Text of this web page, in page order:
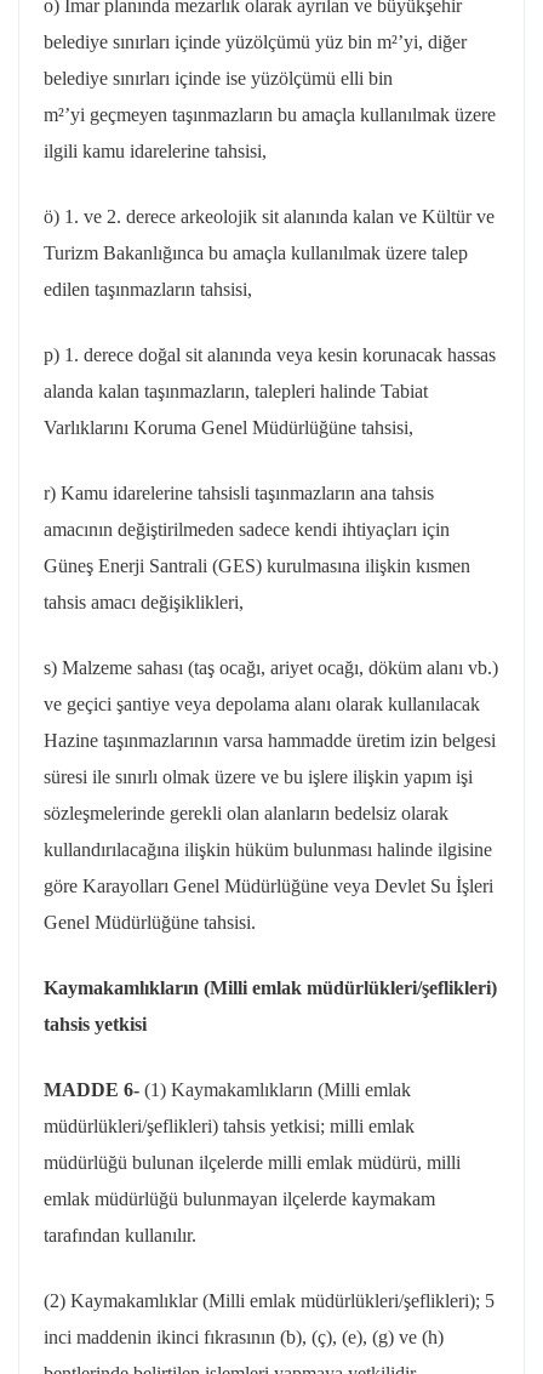
o) İmar planında mezarlık olarak ayrılan ve büyükşehir
belediye sınırları içinde yüzölçümü yüz bin m²’yi, diğer
belediye sınırları içinde ise yüzölçümü elli bin
m²’yi geçmeyen taşınmazların bu amaçla kullanılmak üzere
ilgili kamu idarelerine tahsisi,
ö) 1. ve 2. derece arkeolojik sit alanında kalan ve Kültür ve
Turizm Bakanlığınca bu amaçla kullanılmak üzere talep
edilen taşınmazların tahsisi,
p) 1. derece doğal sit alanında veya kesin korunacak hassas
alanda kalan taşınmazların, talepleri halinde Tabiat
Varlıklarını Koruma Genel Müdürlüğüne tahsisi,
r) Kamu idarelerine tahsisli taşınmazların ana tahsis
amacının değiştirilmeden sadece kendi ihtiyaçları için
Güneş Enerji Santrali (GES) kurulmasına ilişkin kısmen
tahsis amacı değişiklikleri,
s) Malzeme sahası (taş ocağı, ariyet ocağı, döküm alanı vb.)
ve geçici şantiye veya depolama alanı olarak kullanılacak
Hazine taşınmazlarının varsa hammadde üretim izin belgesi
süresi ile sınırlı olmak üzere ve bu işlere ilişkin yapım işi
sözleşmelerinde gerekli olan alanların bedelsiz olarak
kullandırılacağına ilişkin hüküm bulunması halinde ilgisine
göre Karayolları Genel Müdürlüğüne veya Devlet Su İşleri
Genel Müdürlüğüne tahsisi.
Kaymakamlıkların (Milli emlak müdürlükleri/şeflikleri)
tahsis yetkisi
MADDE 6- (1) Kaymakamlıkların (Milli emlak
müdürlükleri/şeflikleri) tahsis yetkisi; milli emlak
müdürlüğü bulunan ilçelerde milli emlak müdürü, milli
emlak müdürlüğü bulunmayan ilçelerde kaymakam
tarafından kullanılır.
(2) Kaymakamlıklar (Milli emlak müdürlükleri/şeflikleri); 5
inci maddenin ikinci fıkrasının (b), (ç), (e), (g) ve (h)